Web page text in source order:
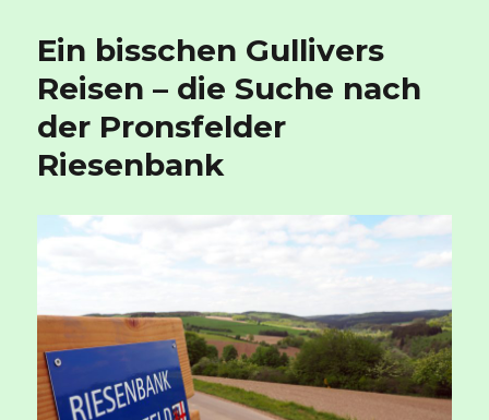
Ein bisschen Gullivers
Reisen – die Suche nach
der Pronsfelder
Riesenbank